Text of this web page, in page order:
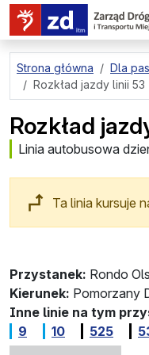
przejdź do treści strony
Strona główna Dla
Rozkład jazdy linii 53
Rozkład
Linia autobusowa
Ta linia kursuje
Przystanek: Rondo
Kierunek: Pomorzany
Inne linie na tym
9
10 525